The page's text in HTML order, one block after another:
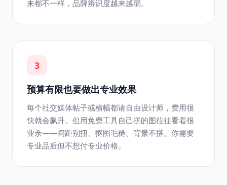
来都不一样，品牌辨识度越来越弱。
3
预算有限也要做出专业效果
每个社交媒体帖子或横幅都请自由设计师，费用很
快就会飙升。但用免费工具自己拼的图往往看着很
业余——间距别扭、抠图毛糙、背景不搭。你需要
专业品质但不想付专业价格。